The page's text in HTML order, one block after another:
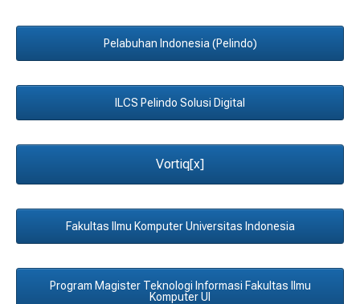
Pelabuhan Indonesia (Pelindo)
ILCS Pelindo Solusi Digital
Vortiq[x]
Fakultas Ilmu Komputer Universitas Indonesia
Program Magister Teknologi Informasi Fakultas Ilmu
Komputer UI